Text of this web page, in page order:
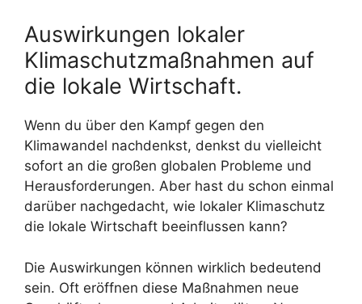
Auswirkungen lokaler
Klimaschutzmaßnahmen auf
die lokale Wirtschaft.
Wenn du über den Kampf gegen den
Klimawandel nachdenkst, denkst du vielleicht
sofort an die großen globalen Probleme und
Herausforderungen. Aber hast du schon einmal
darüber nachgedacht, wie lokaler Klimaschutz
die lokale Wirtschaft beeinflussen kann?
Die Auswirkungen können wirklich bedeutend
sein. Oft eröffnen diese Maßnahmen neue